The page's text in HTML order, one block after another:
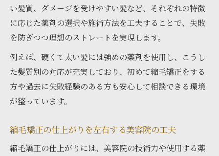
い髪質、ダメージを受けやすい髪など、それぞれの特徴
に応じた薬剤の選択や施術方法を工夫することで、失敗
を防ぎつつ理想のストレートを実現します。
例えば、硬くて太い髪には強めの薬剤を使用し、こうし
た髪質別の対応が充実しており、初めて縮毛矯正をする
方や過去に失敗経験のある方も安心して相談できる環境
が整っています。
縮毛矯正の仕上がりを左右する美容院の工夫
縮毛矯正の仕上がりには、美容院の技術力や使用する薬